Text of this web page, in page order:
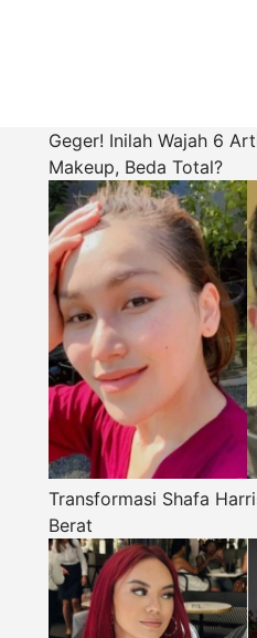
Geger! Inilah Wajah 6
Makeup, Beda Total?
Transformasi Shafa
Berat